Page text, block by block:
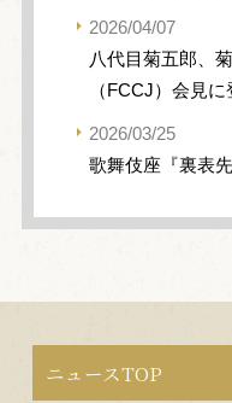
2026/04/07
八代目菊五郎、
（FCCJ）会見に
2026/03/25
歌舞伎座『裏表
ニュースTOP